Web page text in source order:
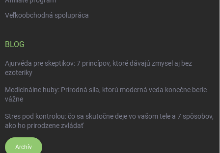
Veľkoobchodná spolupráca
BLOG
Ajurvéda pre skeptikov: 7 princípov, ktoré dávajú zmysel aj bez
ezoteriky
Medicinálne huby: Prírodná sila, ktorú moderná veda konečne berie
vážne
Stres pod kontrolou: čo sa skutočne deje vo vašom tele a 7 spôsobov,
ako ho prirodzene zvládať
Archív